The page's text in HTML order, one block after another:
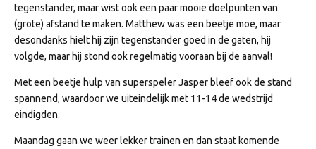
tegenstander, maar wist ook een paar mooie doelpunten van
(grote) afstand te maken. Matthew was een beetje moe, maar
desondanks hielt hij zijn tegenstander goed in de gaten, hij
volgde, maar hij stond ook regelmatig vooraan bij de aanval!
Met een beetje hulp van superspeler Jasper bleef ook de stand
spannend, waardoor we uiteindelijk met 11-14 de wedstrijd
eindigden.
Maandag gaan we weer lekker trainen en dan staat komende